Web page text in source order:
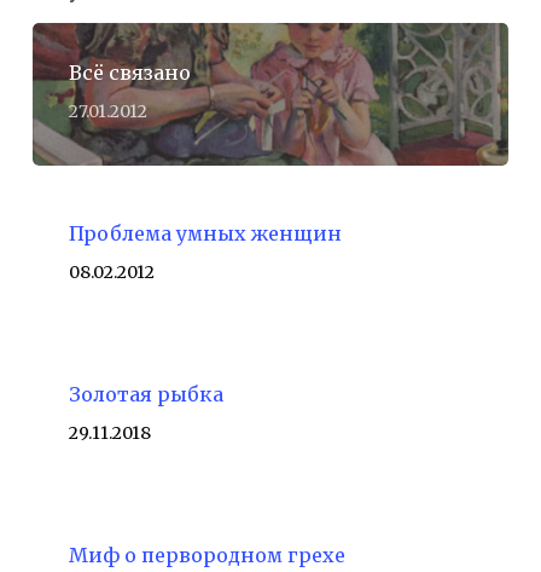
Всё связано
27.01.2012
Проблема умных женщин
08.02.2012
Золотая рыбка
29.11.2018
Миф о первородном грехе